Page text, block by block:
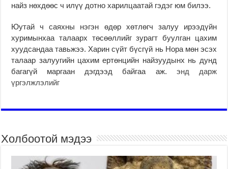
найз нөхдөөс ч илүү дотно харилцаатай гэдэг юм билээ.
Юутай ч саяхны нэгэн өдөр хөтлөгч залуу ирээдүйн
хуримынхаа талаарх төсөөллийг зурагт буулган цахим
хуудсандаа тавьжээ. Харин сүйт бүсгүй нь Нора мөн эсэх
талаар залуугийн цахим ертөнцийн найзуудынх нь дунд
багагүй маргаан дэгдээд байгаа аж. энд дарж
үргэлжлэлийг
Холбоотой мэдээ